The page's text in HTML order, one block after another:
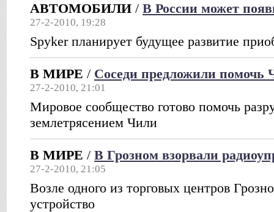
АВТОМОБИЛИ / В России может
27-2-2010, 19:28
Spyker планирует будущее развитие
В МИРЕ / Соседи предложили помочь
27-2-2010, 21:01
Мировое сообщество готово помочь
землетрясением Чили
В МИРЕ / В Грозном взорвали
27-2-2010, 21:05
Возле одного из торговых центров
устройство